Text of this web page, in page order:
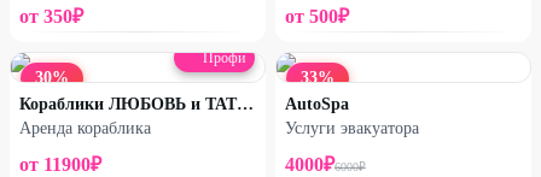
от 350₽ от 500₽
30%
Профи
Кораблики ЛЮБОВЬ и ТАТЬЯНА
Аренда кораблика
от 11900₽
33%
AutoSpa
Услуги эвакуатора
4000₽6000₽